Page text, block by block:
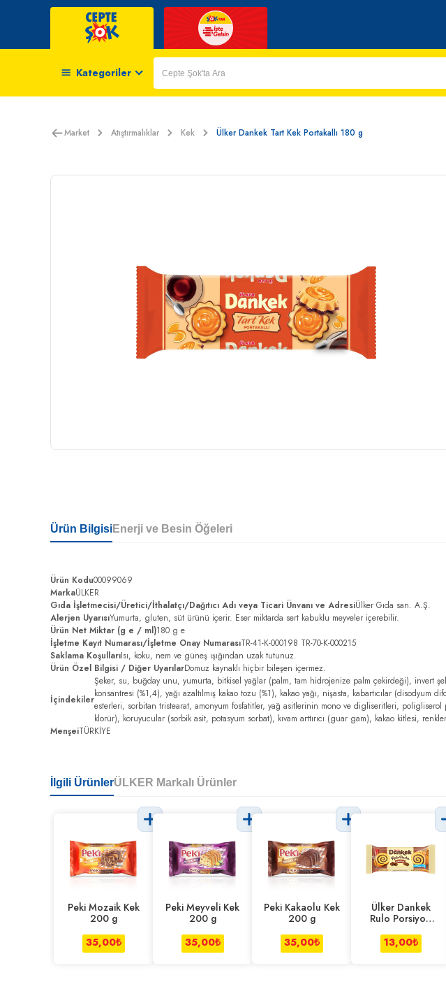
Kategoriler
Market Atıştırmalıklar Kek Ülker Dankek Tart Kek Portakallı 180 g
Ürün BilgisiEnerji ve Besin Öğeleri
Ürün Kodu00099069
MarkaÜLKER
Gıda İşletmecisi/Üretici/İthalatçı/Dağıtıcı Adı veya Ticari Ünvanı ve AdresiÜlker Gıda san. A.Ş.
Alerjen UyarısıYumurta, gluten, süt ürünü içerir. Eser miktarda sert kabuklu meyveler içerebilir.
Ürün Net Miktar (g e / ml)180 g e
İşletme Kayıt Numarası/İşletme Onay NumarasıTR-41-K-000198 TR-70-K-000215
Saklama KoşullarıIsı, koku, nem ve güneş ışığından uzak tutunuz.
Ürün Özel Bilgisi / Diğer UyarılarDomuz kaynaklı hiçbir bileşen içermez.
İçindekiler
Şeker, su, buğday unu, yumurta, bitkisel yağlar (palm, tam hidrojenize palm çekirdeği), invert
konsantresi (%1,4), yağı azaltılmış kakao tozu (%1), kakao yağı, nişasta, kabartıcılar
esterleri, sorbitan tristearat, amonyum fosfatitler, yağ asitlerinin mono ve digliseritleri,
klorür), koruyucular (sorbik asit, potasyum sorbat), kıvam arttırıcı (guar gam), kakao kitlesi,
MenşeiTÜRKİYE
İlgili ÜrünlerÜLKER Markalı Ürünler
Peki Mozaik Kek
200 g
35,00₺
Peki Meyveli Kek
200 g
35,00₺
Peki Kakaolu Kek
200 g
35,00₺
Ülker Dankek
Rulo Porsiyon
13,00₺